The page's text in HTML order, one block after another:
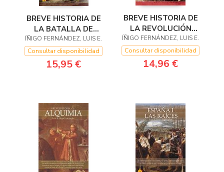
BREVE HISTORIA DE
LA BATALLA DE
TRAFALGAR
ÍÑIGO FERNÁNDEZ, LUIS E.
Consultar disponibilidad
15,95 €
BREVE HISTORIA DE
LA REVOLUCIÓN
INDUSTRIAL
ÍÑIGO FERNÁNDEZ, LUIS E.
Consultar disponibilidad
14,96 €